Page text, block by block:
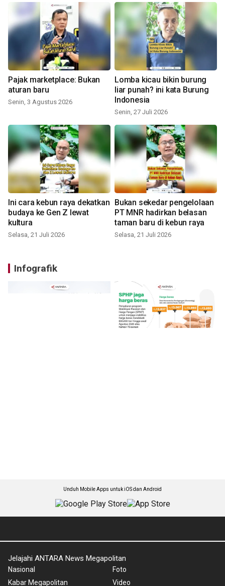
Pajak marketplace: Bukan
aturan baru
Senin, 3 Agustus 2026
Lomba kicau bikin burung
liar punah? ini kata Burung
Indonesia
Senin, 27 Juli 2026
Ini cara kebun raya dekatkan
budaya ke Gen Z lewat
kultura
Selasa, 21 Juli 2026
Bukan sekedar pengelolaan
PT MNR hadirkan belasan
taman baru di kebun raya
Selasa, 21 Juli 2026
Infografik
Unduh Mobile Apps untuk iOS dan Android
Jelajahi ANTARA News Megapolitan
Nasional
Kabar Megapolitan
Foto
Video